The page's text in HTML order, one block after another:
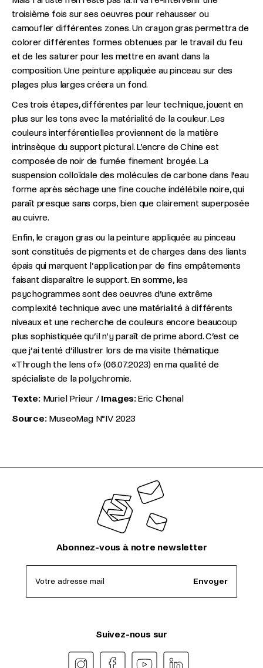
troisième fois sur ses oeuvres pour rehausser ou
camoufler différentes zones. Un crayon gras permettra de
colorer différentes formes obtenues par le travail du feu
et de les saturer pour les mettre en avant dans la
composition. Une peinture appliquée au pinceau sur des
plages plus larges créera un fond.
Ces trois étapes, différentes par leur technique, jouent en
plus sur les tons avec la matérialité de la couleur. Les
couleurs interférentielles proviennent de la matière
intrinsèque du support pictural. L’encre de Chine est
composée de noir de fumée finement broyée. La
suspension colloïdale des molécules de carbone dans l’eau
forme après séchage une fine couche indélébile noire, qui
paraît presque sans corps, bien que clairement superposée
au cuivre.
Enfin, le crayon gras ou la peinture appliquée au pinceau
sont constitués de pigments et de charges dans des liants
épais qui marquent l’application par de fins empâtements
faisant disparaître le support. En somme, les
psychogrammes sont des oeuvres d’une extrême
complexité technique avec une matérialité à différents
niveaux et une recherche de couleurs encore beaucoup
plus sophistiquée qu’il n’y paraît de prime abord. C’est ce
que j’ai tenté d’illustrer lors de ma visite thématique
«Through the lens of» (06.07.2023) en ma qualité de
spécialiste de la polychromie.
Texte:Muriel Prieur /Images:Eric Chenal
Source:MuseoMag N°IV 2023
Abonnez-vous à notre newsletter
Votre adresse mail Envoyer
Suivez-nous sur